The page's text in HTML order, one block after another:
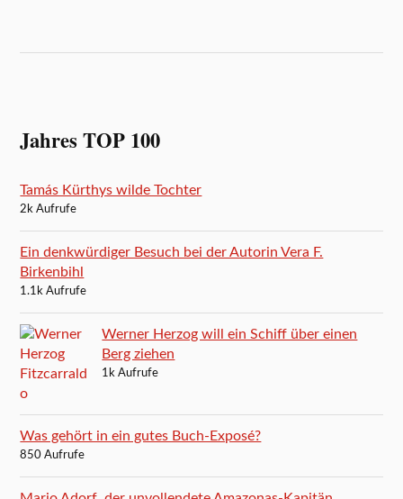
Jahres TOP 100
Tamás Kürthys wilde Tochter
2k Aufrufe
Ein denkwürdiger Besuch bei der Autorin Vera F.
Birkenbihl
1.1k Aufrufe
Werner Herzog will ein Schiff über einen
Berg ziehen
1k Aufrufe
Was gehört in ein gutes Buch-Exposé?
850 Aufrufe